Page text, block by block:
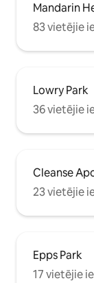
Mandarin
83 vietējie
Lowry Park
36 vietējie
Cleanse
23 vietējie
Epps Park
17 vietējie